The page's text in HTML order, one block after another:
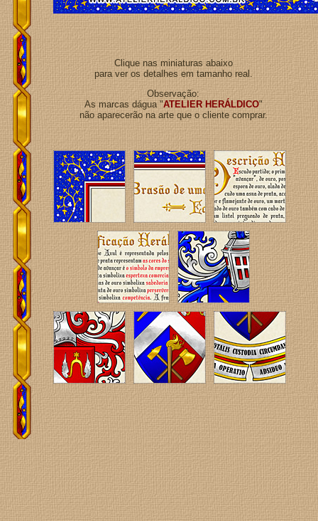
Clique nas miniaturas abaixo
para ver os detalhes em tamanho real.
Observação:
As marcas dágua "ATELIER HERÁLDICO"
não aparecerão na arte que o cliente comprar.